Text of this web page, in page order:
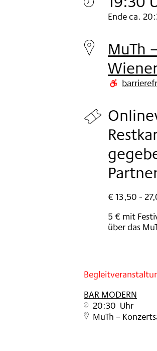
Mittwoch
05.
Nov
2025
Ende ca.
MuTh
€ 13,50 -
5 € mit
über das
BAR MODERN
20:30 Uhr
MuTh –